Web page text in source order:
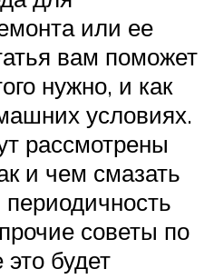
или ее
вам поможет
нужно, и как
условиях.
рассмотрены
и чем смазать
советы по
будет